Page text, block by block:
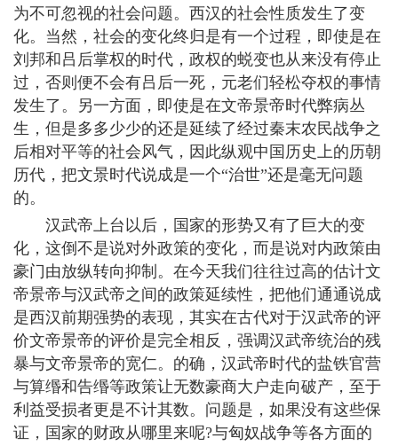
为不可忽视的社会问题。西汉的社会性质发生了变
化。当然，社会的变化终归是有一个过程，即使是在
刘邦和吕后掌权的时代，政权的蜕变也从来没有停止
过，否则便不会有吕后一死，元老们轻松夺权的事情
发生了。另一方面，即使是在文帝景帝时代弊病丛
生，但是多多少少的还是延续了经过秦末农民战争之
后相对平等的社会风气，因此纵观中国历史上的历朝
历代，把文景时代说成是一个“治世”还是毫无问题
的。
汉武帝上台以后，国家的形势又有了巨大的变
化，这倒不是说对外政策的变化，而是说对内政策由
豪门由放纵转向抑制。在今天我们往往过高的估计文
帝景帝与汉武帝之间的政策延续性，把他们通通说成
是西汉前期强势的表现，其实在古代对于汉武帝的评
价文帝景帝的评价是完全相反，强调汉武帝统治的残
暴与文帝景帝的宽仁。的确，汉武帝时代的盐铁官营
与算缗和告缗等政策让无数豪商大户走向破产，至于
利益受损者更是不计其数。问题是，如果没有这些保
证，国家的财政从哪里来呢?与匈奴战争等各方面的